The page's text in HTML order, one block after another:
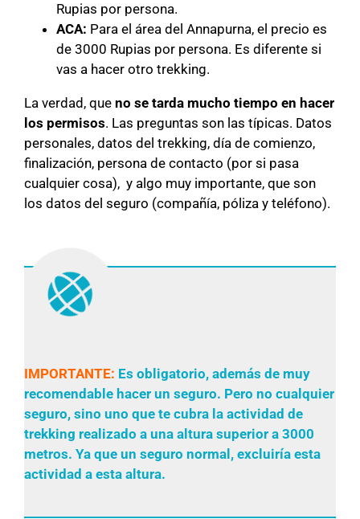
Rupias por persona.
ACA: Para el área del Annapurna, el precio es
de 3000 Rupias por persona. Es diferente si
vas a hacer otro trekking.
La verdad, que no se tarda mucho tiempo en hacer
los permisos. Las preguntas son las típicas. Datos
personales, datos del trekking, día de comienzo,
finalización, persona de contacto (por si pasa
cualquier cosa), y algo muy importante, que son
los datos del seguro (compañía, póliza y teléfono).
IMPORTANTE: Es obligatorio, además de muy
recomendable hacer un seguro. Pero no cualquier
seguro, sino uno que te cubra la actividad de
trekking realizado a una altura superior a 3000
metros. Ya que un seguro normal, excluiría esta
actividad a esta altura.